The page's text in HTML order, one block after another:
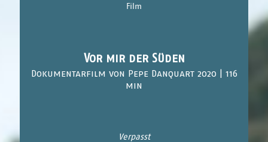
Film
Vor mir der Süden
Dokumentarfilm von Pepe Danquart 2020 | 116
min
Verpasst